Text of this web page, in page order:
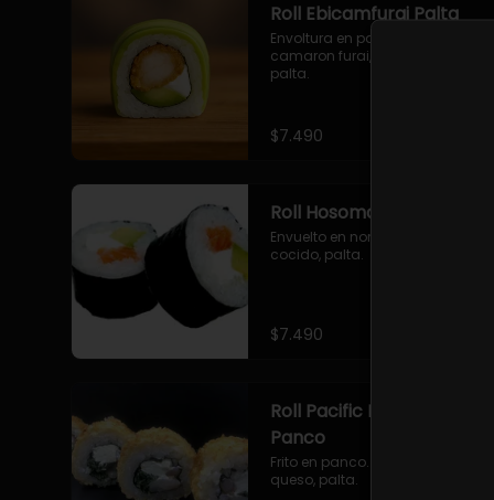
Roll Ebicamfurai Palta
Envoltura en palta, relleno con
camaron furai, queso crema,
palta.
$7.490
Roll Hosomaki Camaron
Envuelto en nori. Camaron
cocido, palta.
$7.490
Roll Pacific Furai en
Panco
Frito en panco. Camaron furai,
queso, palta.